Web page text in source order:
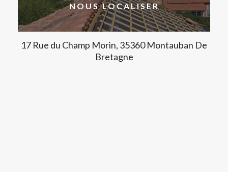
NOUS LOCALISER
17 Rue du Champ Morin, 35360 Montauban De
Bretagne